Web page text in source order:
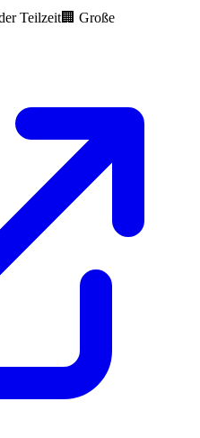
Teilzeit🏢 Große